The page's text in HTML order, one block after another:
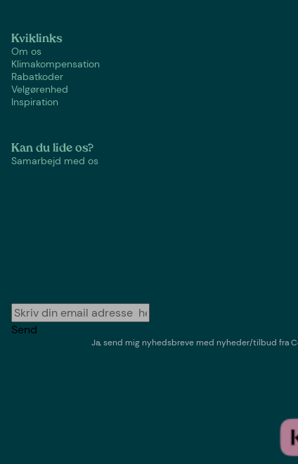
Kviklinks
Om os
Klimakompensation
Rabatkoder
Velgørenhed
Inspiration
Kan du lide os?
Samarbejd med os
Send
Ja, send mig nyhedsbreve med nyheder/tilbud fra